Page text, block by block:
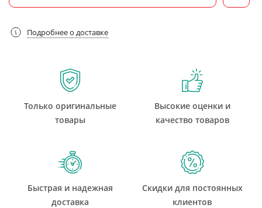
Подробнее о доставке
Только оригинальные
товары
Высокие оценки и
качество товаров
Быстрая и надежная
доставка
Скидки для постоянных
клиентов